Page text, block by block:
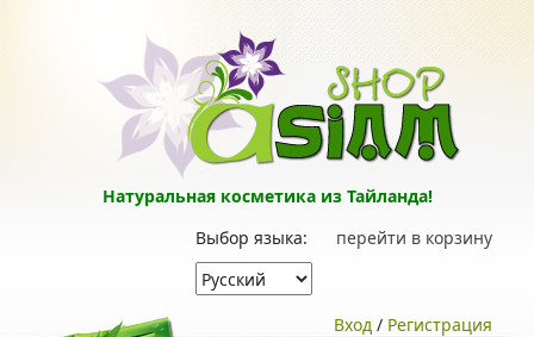
Натуральная косметика из Тайланда!
перейти в корзину
Выбор языка:
Вход / Регистрация